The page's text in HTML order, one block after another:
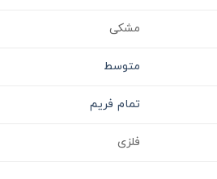
مشکی
متوسط
تمام فریم
فلزی